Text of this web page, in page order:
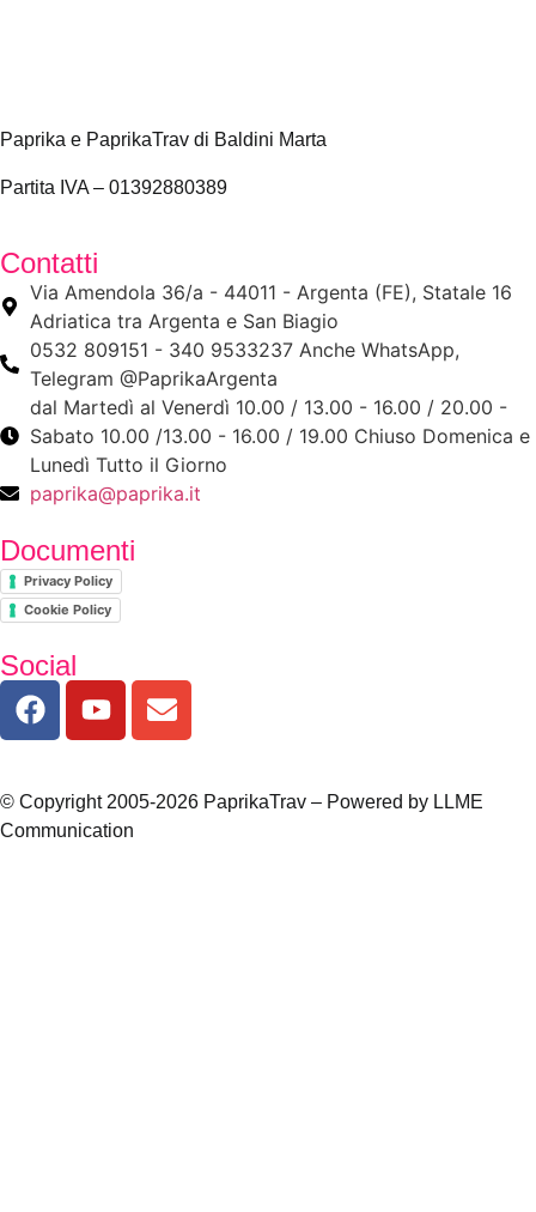
Paprika e PaprikaTrav di Baldini Marta
Partita IVA – 01392880389
Contatti
Via Amendola 36/a - 44011 - Argenta (FE), Statale 16
Adriatica tra Argenta e San Biagio
0532 809151 - 340 9533237 Anche WhatsApp,
Telegram @PaprikaArgenta
dal Martedì al Venerdì 10.00 / 13.00 - 16.00 / 20.00 -
Sabato 10.00 /13.00 - 16.00 / 19.00 Chiuso Domenica e
Lunedì Tutto il Giorno
paprika@paprika.it
Documenti
Privacy Policy
Cookie Policy
Social
© Copyright 2005-2026 PaprikaTrav – Powered by LLME
Communication